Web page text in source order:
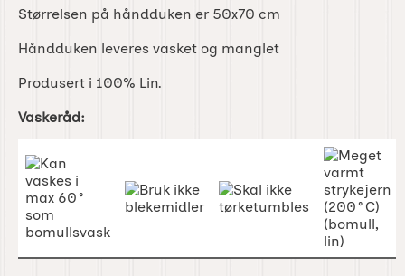
Størrelsen på håndduken er 50x70 cm
Håndduken leveres vasket og manglet
Produsert i 100% Lin.
Vaskeråd: